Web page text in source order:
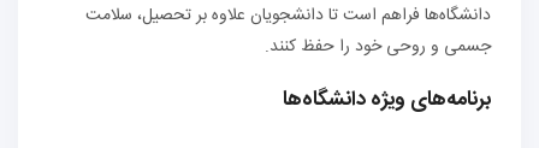
دانشگاه‌ها فراهم است تا دانشجویان علاوه بر تحصیل، سلامت
جسمی و روحی خود را حفظ کنند.
برنامه‌های ویژه دانشگاه‌ها